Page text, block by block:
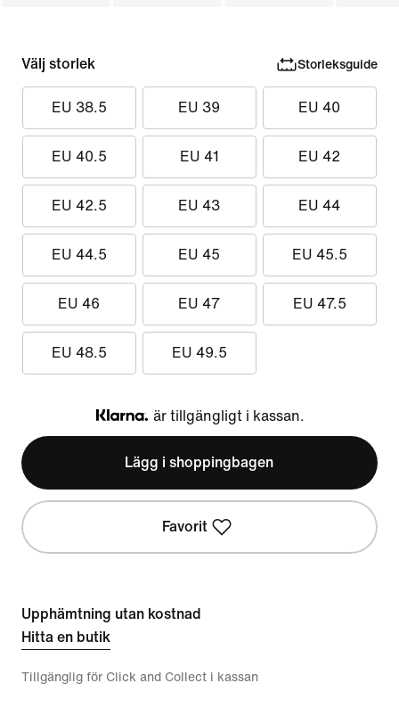
Välj storlek Storleksguide
EU 38.5 EU 39 EU 40
EU 40.5 EU 41 EU 42
EU 42.5 EU 43 EU 44
EU 44.5 EU 45 EU 45.5
EU 46 EU 47 EU 47.5
EU 48.5 EU 49.5
Klarna
är tillgängligt i kassan.
Lägg i shoppingbagen
Favorit
Upphämtning utan kostnad
Hitta en butik
Tillgänglig för Click and Collect i kassan